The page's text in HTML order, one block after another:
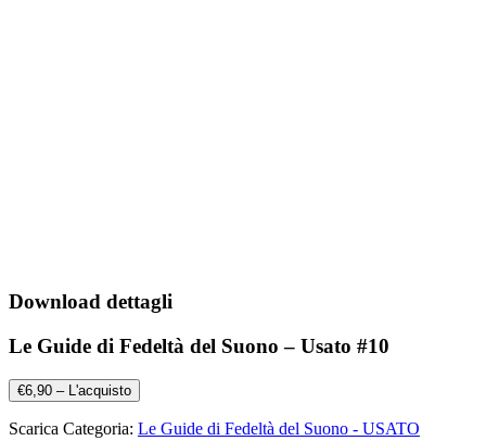
Download dettagli
Le Guide di Fedeltà del Suono – Usato #10
€6,90 – L'acquisto
Scarica Categoria: Le Guide di Fedeltà del Suono - USATO